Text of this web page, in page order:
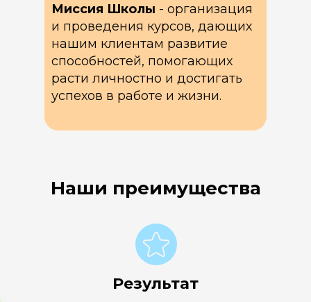
Миссия Школы - организация
и проведения курсов, дающих
нашим клиентам развитие
способностей, помогающих
расти личностно и достигать
успехов в работе и жизни.
Наши преимущества
Результат